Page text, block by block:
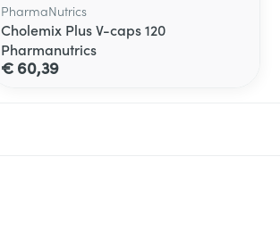
PharmaNutrics
Cholemix Plus V-caps 120
Pharmanutrics
€ 60,39